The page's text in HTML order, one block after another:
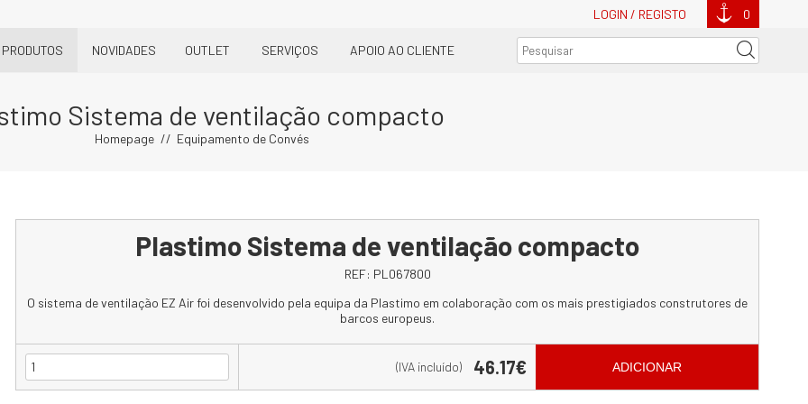
LOGIN / REGISTO 0
PRODUTOS NOVIDADES OUTLET SERVIÇOS APOIO AO CLIENTE
Sistema de ventilação compacto
Homepage Equipamento de Convés
Plastimo Sistema de ventilação compacto
REF: PL067800
O sistema de ventilação EZ Air foi desenvolvido pela equipa da Plastimo em colaboração com os mais prestigiados construtores de
barcos europeus.
(IVA incluído) 46.17€ ADICIONAR